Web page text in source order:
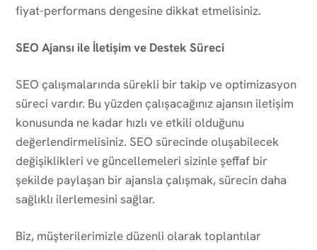
fiyat-performans dengesine dikkat etmelisiniz.
SEO Ajansı ile İletişim ve Destek Süreci
SEO çalışmalarında sürekli bir takip ve optimizasyon
süreci vardır. Bu yüzden çalışacağınız ajansın iletişim
konusunda ne kadar hızlı ve etkili olduğunu
değerlendirmelisiniz. SEO sürecinde oluşabilecek
değişiklikleri ve güncellemeleri sizinle şeffaf bir
şekilde paylaşan bir ajansla çalışmak, sürecin daha
sağlıklı ilerlemesini sağlar.
Biz, müşterilerimizle düzenli olarak toplantılar